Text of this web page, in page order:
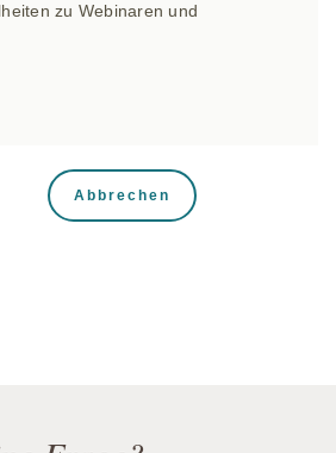
zu Webinaren und
Abbrechen